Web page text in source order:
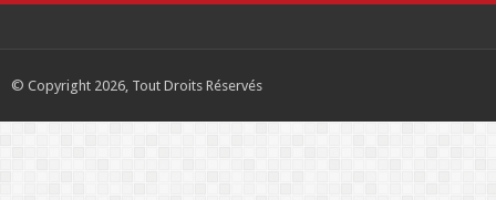
© Copyright 2026, Tout Droits Réservés